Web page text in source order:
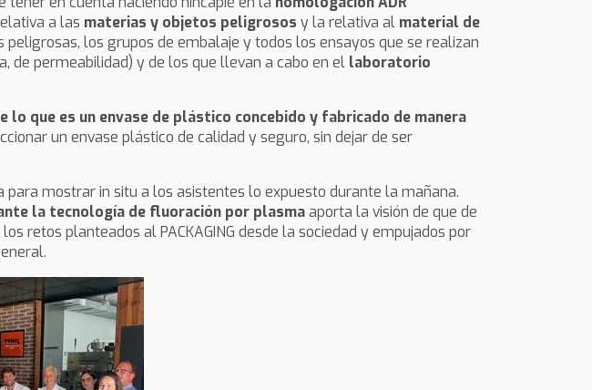
a las materias y objetos peligrosos y la relativa al material de
los grupos de embalaje y todos los ensayos que se realizan
de permeabilidad) y de los que llevan a cabo en el laboratorio
lo que es un envase de plástico concebido y fabricado de manera
un envase plástico de calidad y seguro, sin dejar de ser
mostrar in situ a los asistentes lo expuesto durante la mañana.
la tecnología de fluoración por plasmaaporta la visión de que de
retos planteados al PACKAGING desde la sociedad y empujados por